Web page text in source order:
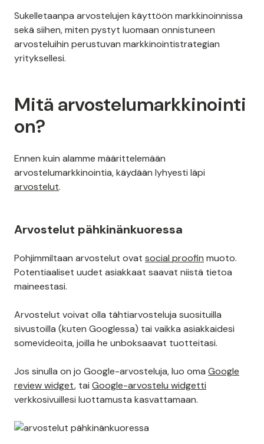
Sukelletaanpa arvostelujen käyttöön markkinoinnissa
sekä siihen, miten pystyt luomaan onnistuneen
arvosteluihin perustuvan markkinointistrategian
yrityksellesi.
Mitä arvostelumarkkinointi
on?
Ennen kuin alamme määrittelemään
arvostelumarkkinointia, käydään lyhyesti läpi
arvostelut.
Arvostelut pähkinänkuoressa
Pohjimmiltaan arvostelut ovat social proofin muoto.
Potentiaaliset uudet asiakkaat saavat niistä tietoa
maineestasi.
Arvostelut voivat olla tähtiarvosteluja suosituilla
sivustoilla (kuten Googlessa) tai vaikka asiakkaidesi
somevideoita, joilla he unboksaavat tuotteitasi.
Jos sinulla on jo Google-arvosteluja, luo oma Google
review widget, tai Google-arvostelu widgetti
verkkosivuillesi luottamusta kasvattamaan.